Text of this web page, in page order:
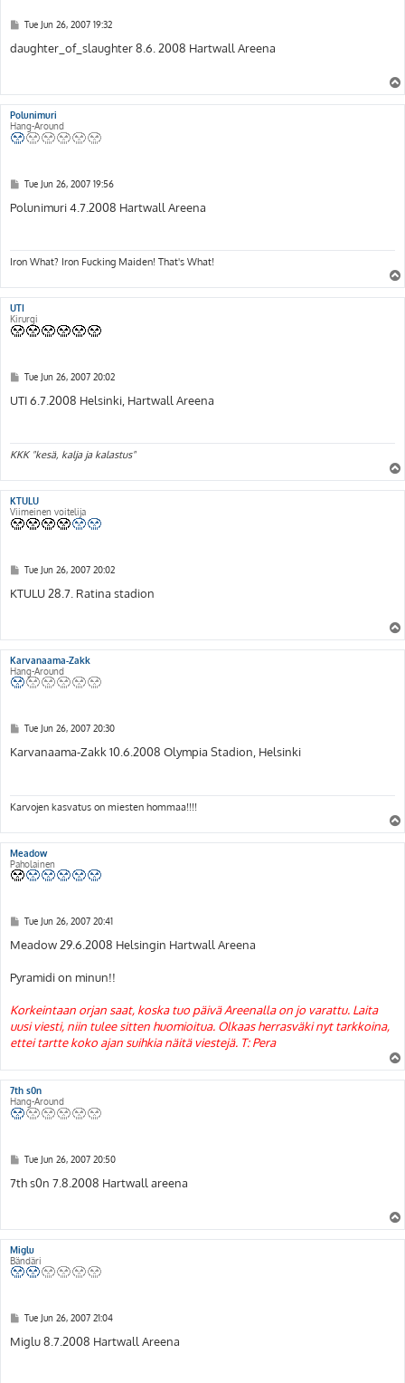
P
s
t
Tue Jun 26, 2007 19:32
daughter_of_slaughter 8.6. 2008 Hartwall Areena
Polunimuri
Hang-Around
P
s
t
Tue Jun 26, 2007 19:56
Polunimuri 4.7.2008 Hartwall Areena
Iron What? Iron Fucking Maiden! That's What!
UTI
Kirurgi
P
s
t
Tue Jun 26, 2007 20:02
UTI 6.7.2008 Helsinki, Hartwall Areena
KKK "kesä, kalja ja kalastus"
KTULU
Viimeinen voitelija
P
s
t
Tue Jun 26, 2007 20:02
KTULU 28.7. Ratina stadion
Karvanaama-Zakk
Hang-Around
P
s
t
Tue Jun 26, 2007 20:30
Karvanaama-Zakk 10.6.2008 Olympia Stadion, Helsinki
Karvojen kasvatus on miesten hommaa!!!!
Meadow
Paholainen
P
s
t
Tue Jun 26, 2007 20:41
Meadow 29.6.2008 Helsingin Hartwall Areena
Pyramidi on minun!!
Korkeintaan orjan saat, koska tuo päivä Areenalla on jo varattu. Laita
uusi viesti, niin tulee sitten huomioitua. Olkaas herrasväki nyt tarkkoina,
ettei tartte koko ajan suihkia näitä viestejä. T: Pera
7th s0n
Hang-Around
P
s
t
Tue Jun 26, 2007 20:50
7th s0n 7.8.2008 Hartwall areena
Miglu
Bändäri
P
s
t
Tue Jun 26, 2007 21:04
Miglu 8.7.2008 Hartwall Areena